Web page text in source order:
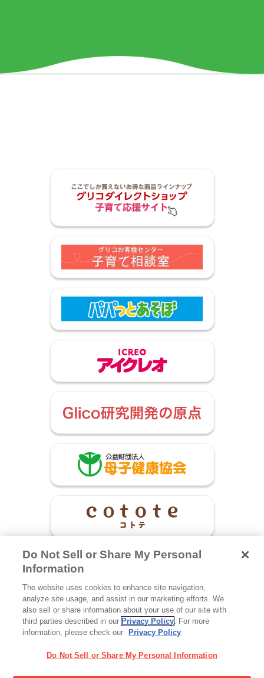
Glicoからの最新情報を受け取る
プライバシーポリシー ソーシャルメディアポリシー サイトマップ
Do Not Sell or Share My Personal
Information
The website uses cookies to enhance site navigation,
analyze site usage, and assist in our marketing efforts. We
also sell or share information about your use of our site with
third parties described in our Privacy Policy. For more
information, please check our
Privacy Policy
Do Not Sell or Share My Personal Information